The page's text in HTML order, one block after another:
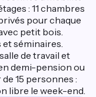
: 11 chambres
pour chaque
petit bois.
et séminaires.
de travail et
demi-pension ou
15 personnes :
libre le week-end.